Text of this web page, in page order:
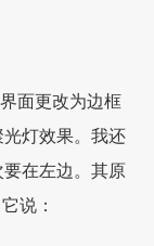
面更改为边框
灯效果。我还
在左边。其原
说：